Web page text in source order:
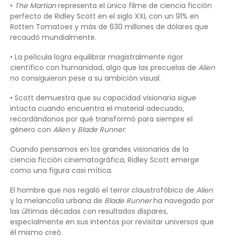
• The Martianrepresenta el único filme de ciencia ficción
perfecto de Ridley Scott en el siglo XXI, con un 91% en
Rotten Tomatoes y más de 630 millones de dólares que
recaudó mundialmente.
• La película logra equilibrar magistralmente rigor
científico con humanidad, algo que las precuelas de Alien
no consiguieron pese a su ambición visual.
• Scott demuestra que su capacidad visionaria sigue
intacta cuando encuentra el material adecuado,
recordándonos por qué transformó para siempre el
género con Alieny Blade Runner.
Cuando pensamos en los grandes visionarios de la
ciencia ficción cinematográfica, Ridley Scott emerge
como una figura casi mítica.
El hombre que nos regaló el terror claustrofóbico de Alien
y la melancolía urbana de Blade Runnerha navegado por
las últimas décadas con resultados dispares,
especialmente en sus intentos por revisitar universos que
él mismo creó.